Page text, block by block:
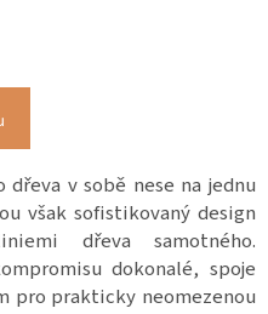
v sobě nese na jednu
však sofistikovaný design
dřeva samotného.
dokonalé, spoje
pro prakticky neomezenou